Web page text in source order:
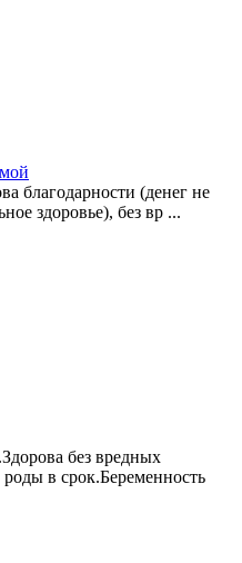
благодарности (денег не
здоровье), без вр ...
без вредных
в срок.Беременность